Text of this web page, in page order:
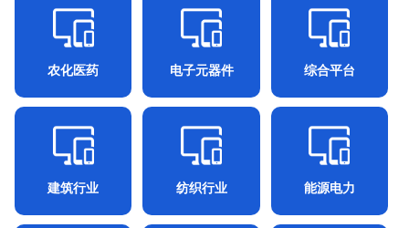
农化医药 电子元器件 综合平台
建筑行业 纺织行业 能源电力